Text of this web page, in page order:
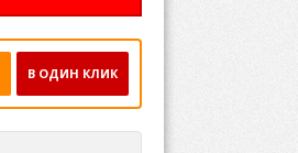
В ОДИН КЛИК